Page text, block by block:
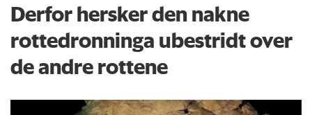
Derfor hersker den nakne
rottedronninga ubestridt over
de andre rottene